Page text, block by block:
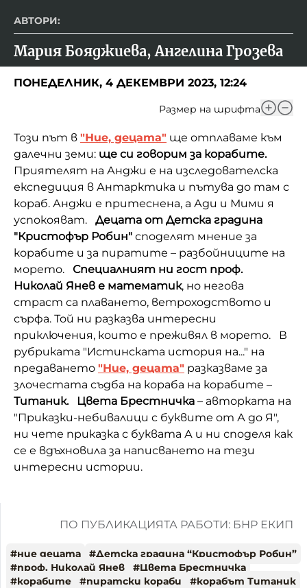
АВТОРИ:
Мария Бояджиева, Ангелина Грозева
ПОНЕДЕЛНИК, 4 ДЕКЕМВРИ 2023, 12:24
Размер на шрифта
Този път в "Ние, децата" ще отплаваме към
далечни земи: ще си говорим за корабите.
Приятелят на Анджи е на изследователска
експедиция в Антарктика и пътува до там с
кораб. Анджи е притеснена, а Ади и Мими я
успокояват. Децата от Детска градина
"Кристофър Робин" споделят мнение за
корабите и за пиратите – разбойниците на
морето. Специалният ни гост проф.
Николай Янев е математик, но негова
страст са плаването, ветроходството и
сърфа. Той ни разказва интересни
приключения, които е преживял в морето. В
рубриката "Истинската история на..." на
предаването "Ние, децата" разказваме за
злочестата съдба на кораба на корабите –
Титаник.
Цвета Брестничка – авторката на
"Приказки-небивалици с буквите от А до Я",
ни чете приказка с буквата А и ни споделя как
се е вдъхновила за написването на тези
интересни истории.
ПО ПУБЛИКАЦИЯТА РАБОТИ: БНР ЕКИП
#ние децата #Детска градина “Кристофър Робин”
#проф. Николай Янев #Цвета Брестничка
#корабите #пиратски кораби #корабът Титаник